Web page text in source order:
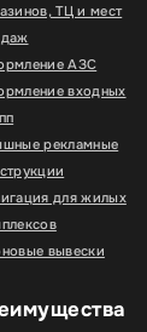
ТЦ и мест
АЗС
входных
рекламные
для жилых
вывески